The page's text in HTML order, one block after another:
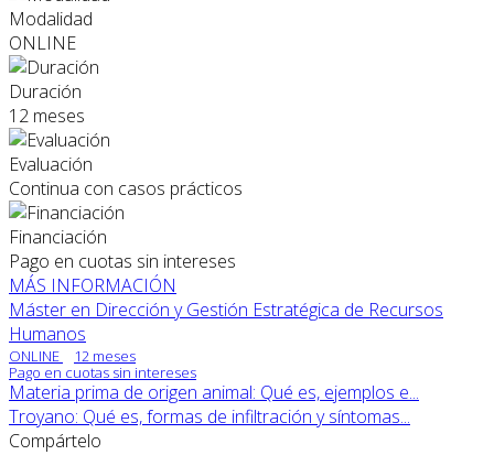
Modalidad
ONLINE
Duración
12 meses
Evaluación
Continua con casos prácticos
Financiación
Pago en cuotas sin intereses
MÁS INFORMACIÓN
Máster en Dirección y Gestión Estratégica de Recursos
Humanos
ONLINE
12 meses
Pago en cuotas sin intereses
Materia prima de origen animal: Qué es, ejemplos e...
Troyano: Qué es, formas de infiltración y síntomas...
Compártelo